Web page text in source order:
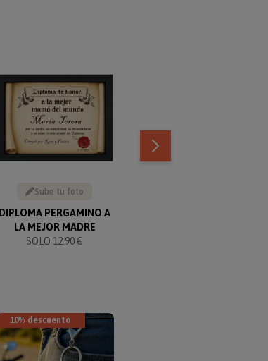
Sube tu foto
DIPLOMA PERGAMINO A
LA MEJOR MADRE
SOLO 12.90 €
10% descuento